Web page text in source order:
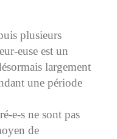
plusieurs
euse est un
largement
une période
e-s ne sont pas
de